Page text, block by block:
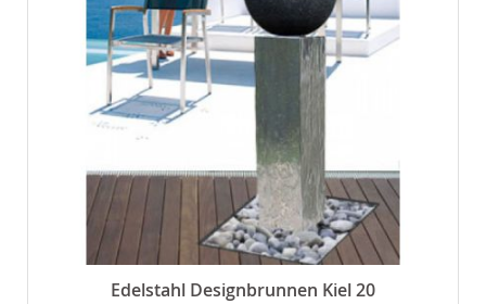
Edelstahl Designbrunnen Kiel 20